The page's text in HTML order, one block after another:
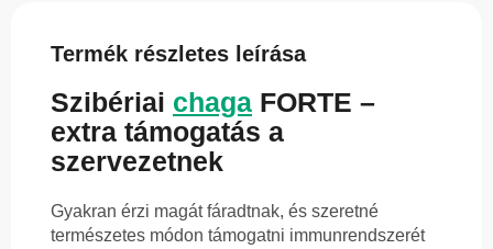
Termék részletes leírása
Szibériai chaga FORTE –
extra támogatás a
szervezetnek
Gyakran érzi magát fáradtnak, és szeretné
természetes módon támogatni immunrendszerét